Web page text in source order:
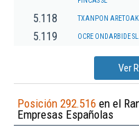
5.118 TXANPON ARETOAK
5.119 OCRE ONDARBIDE SL.
Ver
Posición 292.516 en el
Empresas Españolas